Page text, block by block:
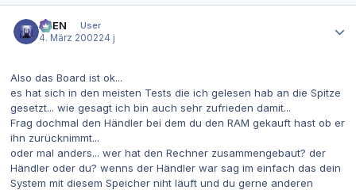
AVEN
User
4. März 200224 j
Also das Board ist ok...
es hat sich in den meisten Tests die ich gelesen hab an die Spitze
gesetzt... wie gesagt ich bin auch sehr zufrieden damit...
Frag dochmal den Händler bei dem du den RAM gekauft hast ob er
ihn zurücknimmt...
oder mal anders... wer hat den Rechner zusammengebaut? der
Händler oder du? wenns der Händler war sag im einfach das dein
System mit diesem Speicher niht läuft und du gerne anderen